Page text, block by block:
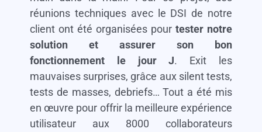
réunions techniques avec le DSI de notre
client ont été organisées pourtester notre
solution et assurer son bon
fonctionnement le jour J. Exit les
mauvaises surprises, grâce aux silent tests,
tests de masses, debriefs… Tout a été mis
en œuvre pour offrir la meilleure expérience
utilisateur aux 8000 collaborateurs